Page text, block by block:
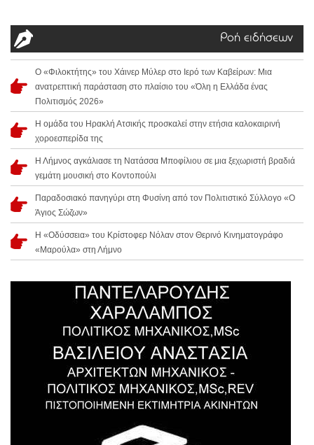
Ροή ειδήσεων
Ο «Φιλοκτήτης» του Χάινερ Μύλερ στο Ιερό των Καβείρων: Μια
ανατρεπτική παράσταση στο πλαίσιο του «Όλη η Ελλάδα ένας
Πολιτισμός 2026»
Η ομάδα του Ηρακλή Ατσικής προσκαλεί στην ετήσια καλοκαιρινή
χοροεσπερίδα της
Η Λήμνος αγκάλιασε τη Νατάσσα Μποφίλιου σε μια ξεχωριστή βραδιά
γεμάτη μουσική στο Κοντοπούλι
Παραδοσιακό πανηγύρι στη Φυσίνη από τον Πολιτιστικό Σύλλογο «Ο
Άγιος Σώζων»
Η «Οδύσσεια» του Κρίστοφερ Νόλαν στον Θερινό Κινηματογράφο
«Μαρούλα» στη Λήμνο